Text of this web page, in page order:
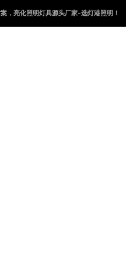
，亮化照明灯具源头厂家-选灯港照明！